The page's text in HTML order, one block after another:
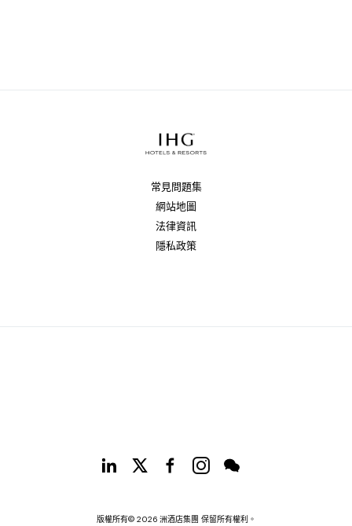
常見問題集
網站地圖
法律資訊
隱私政策
版權所有© 2026 洲酒店集團 保留所有權利。